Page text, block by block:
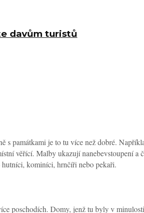
davům turistů
s památkami je to tu více než dobré.
věřící. Malby ukazují nanebevstoupení a
hutníci, kominíci, hrnčíři nebo pekaři.
poschodích. Domy, jenž tu byly v